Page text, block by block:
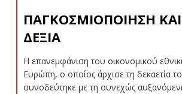
ΠΑΓΚΟΣΜΙΟΠΟΙΗΣΗ
ΔΕΞΙΑ
Η επανεμφάνιση του οικονομικού
Ευρώπη, ο οποίος άρχισε τη δεκαετία
συνοδεύτηκε με τη συνεχώς